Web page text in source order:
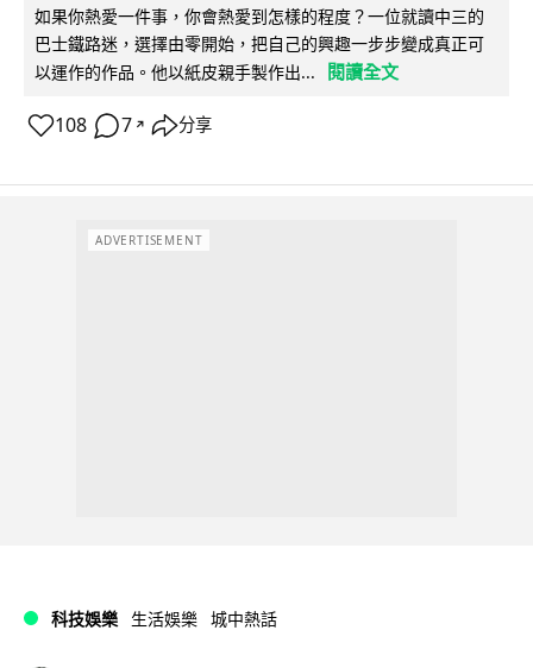
如果你熱愛一件事，你會熱愛到怎樣的程度？一位就讀中三的
巴士鐵路迷，選擇由零開始，把自己的興趣一步步變成真正可
以運作的作品。他以紙皮親手製作出...
閱讀全文
108 7 ↗ 分享
ADVERTISEMENT
科技娛樂 生活娛樂 城中熱話